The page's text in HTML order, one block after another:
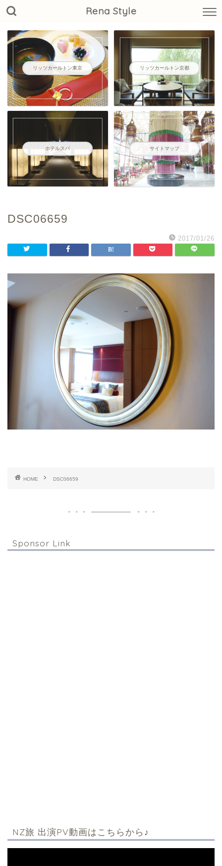
Rena Style
リッツカールトン東京 リッツカールトン京都
ホテルスパ サイトマップ
DSC06659
2017/01/26
HOME DSC06659
Sponsor Link
NZ旅 出演PV動画はこちらから♪